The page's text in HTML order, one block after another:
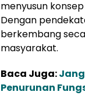
menyusun
Dengan
berkembang
masyarakat.
Baca Juga:
Penurunan